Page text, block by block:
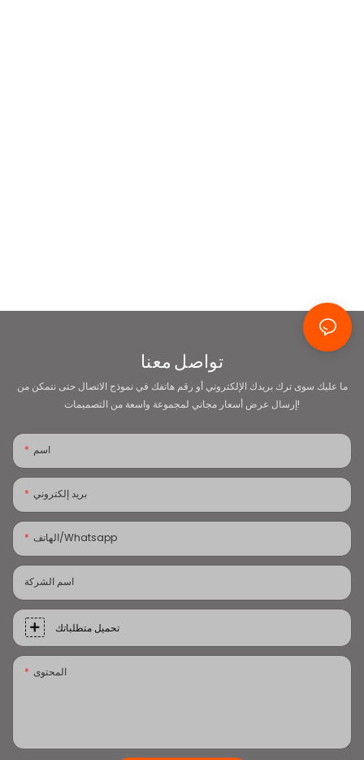
تواصل معنا
ما عليك سوى ترك بريدك الإلكتروني أو رقم هاتفك في نموذج الاتصال حتى نتمكن من
إرسال عرض أسعار مجاني لمجموعة واسعة من التصميمات!
اسم
بريد إلكتروني
الهاتف/whatsapp
اسم الشركة
تحميل متطلباتك
المحتوى